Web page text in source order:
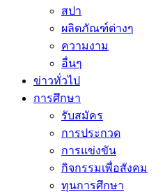
สปา
ผลิตภัณฑ์ต่างๆ
ความงาม
อื่นๆ
ข่าวทั่วไป
การศึกษา
รับสมัคร
การประกวด
การแข่งขัน
กิจกรรมเพื่อสังคม
ทุนการศึกษา